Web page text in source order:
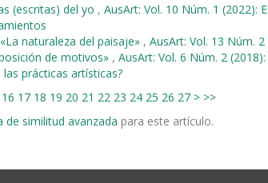
(escritas) del yo , AusArt: Vol. 10 Núm. 1 (2022):
«La naturaleza del paisaje» , AusArt: Vol. 13 Núm.
de motivos» , AusArt: Vol. 6 Núm. 2
prácticas artísticas?
16 17 18 19 20 21 22 23 24 25 26 27 > >>
de similitud avanzada para este artículo.